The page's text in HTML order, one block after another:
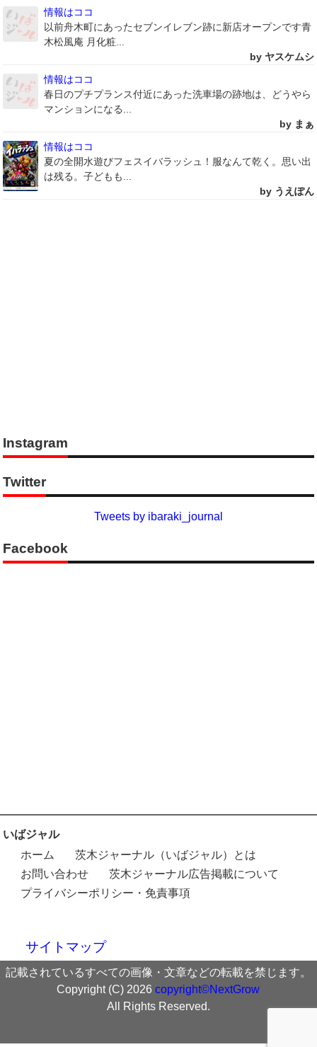
情報はココ
以前舟木町にあったセブンイレブン跡に新店オープンです青
木松風庵 月化粧...
by ヤスケムシ
情報はココ
春日のプチプランス付近にあった洗車場の跡地は、どうやら
マンションになる...
by まぁ
情報はココ
夏の全開水遊びフェスイバラッシュ！服なんて乾く。思い出
は残る。子どもも...
by うえぽん
Instagram
Twitter
Tweets by ibaraki_journal
Facebook
いばジャル
ホーム
茨木ジャーナル（いばジャル）とは
お問い合わせ
茨木ジャーナル広告掲載について
プライバシーポリシー・免責事項
サイトマップ
記載されているすべての画像・文章などの転載を禁じます。
Copyright (C) 2026copyright©NextGrow
All Rights Reserved.